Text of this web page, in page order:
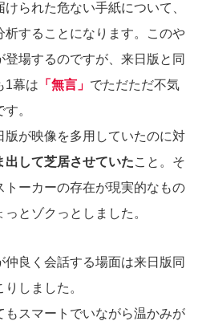
られた危ない手紙について、
析することになります。このや
登場するのですが、来日版と同
1幕は 「無言」 でただただ不気
。
版が映像を多用していたのに対
出して芝居させていたこと。そ
ーカーの存在が現実的なもの
とゾクっとしました。
良く会話する場面は来日版同
しました。
スマートでいながら温かみが